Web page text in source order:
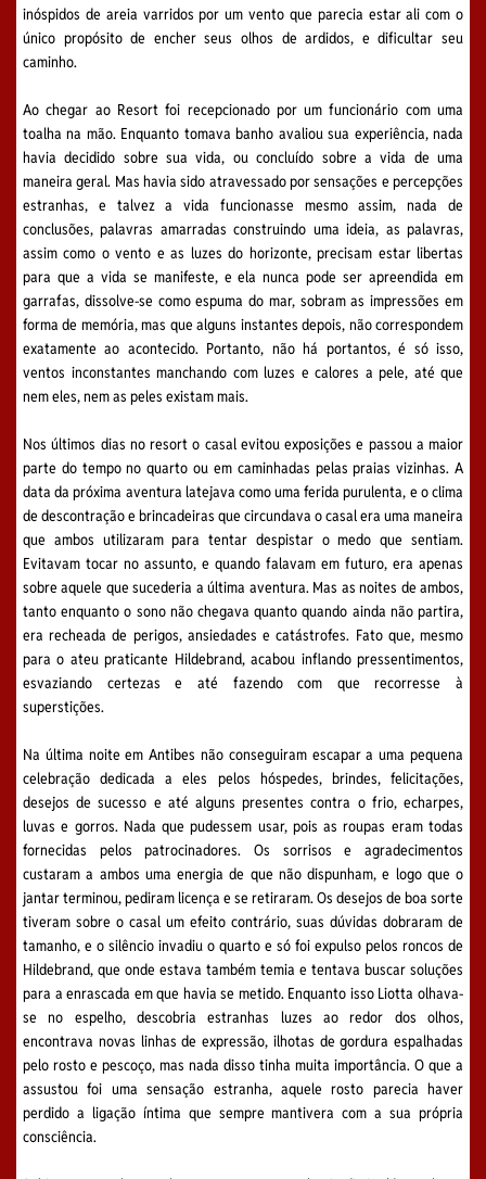
inóspidos de areia varridos por um vento que parecia estar ali com o
único propósito de encher seus olhos de ardidos, e dificultar seu
caminho.
Ao chegar ao Resort foi recepcionado por um funcionário com uma
toalha na mão. Enquanto tomava banho avaliou sua experiência, nada
havia decidido sobre sua vida, ou concluído sobre a vida de uma
maneira geral. Mas havia sido atravessado por sensações e percepções
estranhas, e talvez a vida funcionasse mesmo assim, nada de
conclusões, palavras amarradas construindo uma ideia, as palavras,
assim como o vento e as luzes do horizonte, precisam estar libertas
para que a vida se manifeste, e ela nunca pode ser apreendida em
garrafas, dissolve-se como espuma do mar, sobram as impressões em
forma de memória, mas que alguns instantes depois, não correspondem
exatamente ao acontecido. Portanto, não há portantos, é só isso,
ventos inconstantes manchando com luzes e calores a pele, até que
nem eles, nem as peles existam mais.
Nos últimos dias no resort o casal evitou exposições e passou a maior
parte do tempo no quarto ou em caminhadas pelas praias vizinhas. A
data da próxima aventura latejava como uma ferida purulenta, e o clima
de descontração e brincadeiras que circundava o casal era uma maneira
que ambos utilizaram para tentar despistar o medo que sentiam.
Evitavam tocar no assunto, e quando falavam em futuro, era apenas
sobre aquele que sucederia a última aventura. Mas as noites de ambos,
tanto enquanto o sono não chegava quanto quando ainda não partira,
era recheada de perigos, ansiedades e catástrofes. Fato que, mesmo
para o ateu praticante Hildebrand, acabou inflando pressentimentos,
esvaziando certezas e até fazendo com que recorresse à
superstições.
Na última noite em Antibes não conseguiram escapar a uma pequena
celebração dedicada a eles pelos hóspedes, brindes, felicitações,
desejos de sucesso e até alguns presentes contra o frio, echarpes,
luvas e gorros. Nada que pudessem usar, pois as roupas eram todas
fornecidas pelos patrocinadores. Os sorrisos e agradecimentos
custaram a ambos uma energia de que não dispunham, e logo que o
jantar terminou, pediram licença e se retiraram. Os desejos de boa sorte
tiveram sobre o casal um efeito contrário, suas dúvidas dobraram de
tamanho, e o silêncio invadiu o quarto e só foi expulso pelos roncos de
Hildebrand, que onde estava também temia e tentava buscar soluções
para a enrascada em que havia se metido. Enquanto isso Liotta olhava-
se no espelho, descobria estranhas luzes ao redor dos olhos,
encontrava novas linhas de expressão, ilhotas de gordura espalhadas
pelo rosto e pescoço, mas nada disso tinha muita importância. O que a
assustou foi uma sensação estranha, aquele rosto parecia haver
perdido a ligação íntima que sempre mantivera com a sua própria
consciência.